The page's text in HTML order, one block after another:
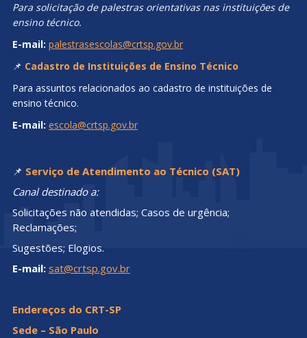
Para solicitação de palestras orientativas nas instituições de
ensino técnico.
E-mail: palestrasescolas@crtsp.gov.br
📌 Cadastro de Instituições de Ensino Técnico
Para assuntos relacionados ao cadastro de instituições de
ensino técnico.
E-mail: escola@crtsp.gov.br
📌 Serviço de Atendimento ao Técnico (SAT)
Canal destinado a:
Solicitações não atendidas; Casos de urgência;
Reclamações;
Sugestões; Elogios.
E-mail: sat@crtsp.gov.br
Endereços do CRT-SP
Sede – São Paulo